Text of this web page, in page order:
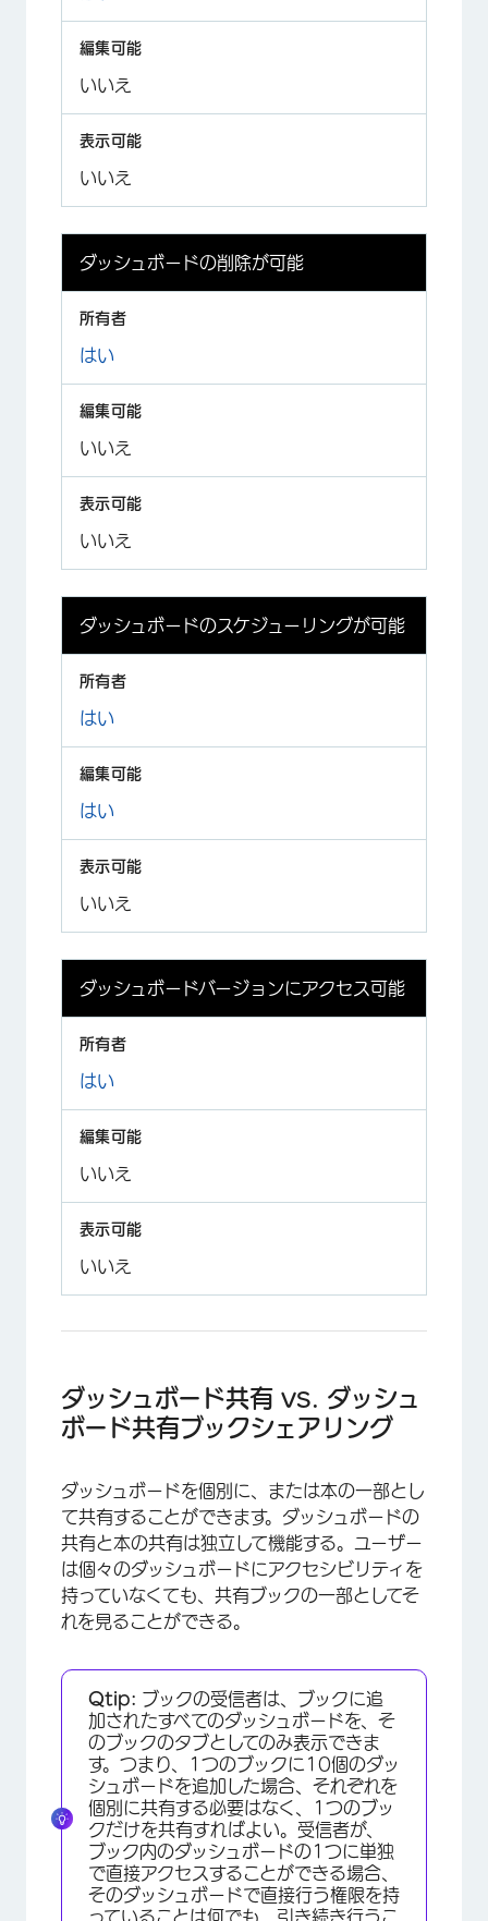
いいえ
いいえ
ダッシュボードの削除が可能
はい
いいえ
いいえ
ダッシュボードのスケジューリングが可能
はい
はい
いいえ
ダッシュボードバージョンにアクセス可能
はい
いいえ
いいえ
ダッシュボード共有 vs. ダッシュ
ボード共有ブックシェアリング
ダッシュボードを個別に、または本の一部とし
て共有することができます。ダッシュボードの
共有と本の共有は独立して機能する。ユーザー
は個々のダッシュボードにアクセシビリティを
持っていなくても、共有ブックの一部としてそ
れを見ることができる。
Qtip: ブックの受信者は、ブックに追
加されたすべてのダッシュボードを、そ
のブックのタブとしてのみ表示できま
す。つまり、1つのブックに10個のダッ
シュボードを追加した場合、それぞれを
個別に共有する必要はなく、1つのブッ
クだけを共有すればよい。受信者が、
ブック内のダッシュボードの1つに単独
で直接アクセスすることができる場合、
そのダッシュボードで直接行う権限を持
っていることは何でも、引き続き行うこ